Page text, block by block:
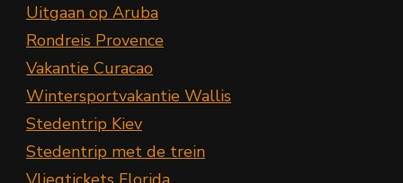
Uitgaan op Aruba
Rondreis Provence
Vakantie Curacao
Wintersportvakantie Wallis
Stedentrip Kiev
Stedentrip met de trein